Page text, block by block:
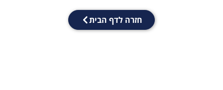
חזרה לדף הבית